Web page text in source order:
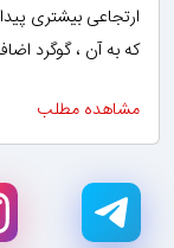
ارتجاعی بیشتری
که به آن ، گوگرد
مشاهده مطلب